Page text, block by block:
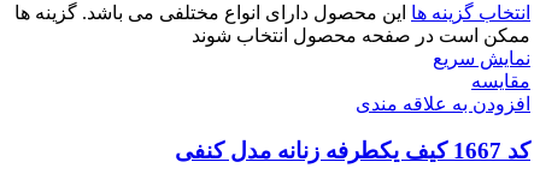
انتخاب گزینه ها این محصول دارای انواع مختلفی می باشد. گزینه ها
ممکن است در صفحه محصول انتخاب شوند
نمایش سریع
مقايسه
افزودن به علاقه مندی
کد 1667 کیف یکطرفه زنانه مدل کنفی